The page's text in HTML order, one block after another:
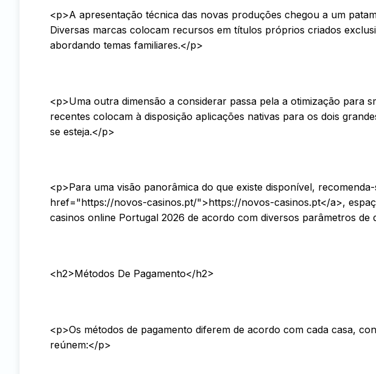
<p>A apresentação técnica das novas produções chegou a um
Diversas marcas colocam recursos em títulos próprios criados
abordando temas familiares.</p>
<p>Uma outra dimensão a considerar passa pela a otimização para
recentes colocam à disposição aplicações nativas para os dois
se esteja.</p>
<p>Para uma visão panorâmica do que existe disponível,
href="https://novos-casinos.pt/">https://novos-casinos.pt</a>,
casinos online Portugal 2026 de acordo com diversos parâmetros de
<h2>Métodos De Pagamento</h2>
<p>Os métodos de pagamento diferem de acordo com cada casa,
reúnem:</p>